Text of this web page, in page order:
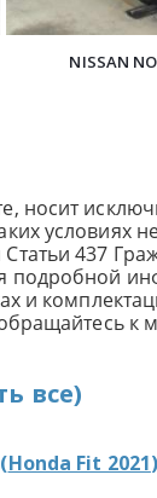
NISSAN
носит
условиях
437
подробной
и
к
все)
Honda Fit 2021